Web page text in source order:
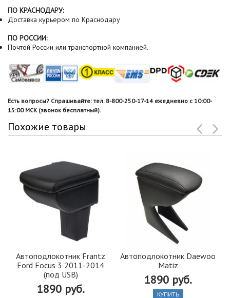
ПО КРАСНОДАРУ:
Доставка курьером по Краснодару
ПО РОССИИ:
Почтой России или транспортной компанией.
Есть вопросы? Спрашивайте: тел. 8-800-250-17-14 ежедневно с 10:00-
15:00 МСК (звонок бесплатный).
Похожие товары
Автоподлокотник Frantz
Ford Focus 3 2011-2014
(под USB)
1890 руб.
Автоподлокотник Daewoo
Matiz
1890 руб.
КУПИТЬ